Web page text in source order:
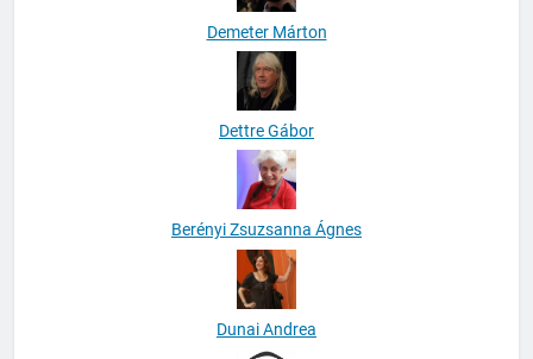
Demeter Márton
Dettre Gábor
Berényi Zsuzsanna Ágnes
Dunai Andrea